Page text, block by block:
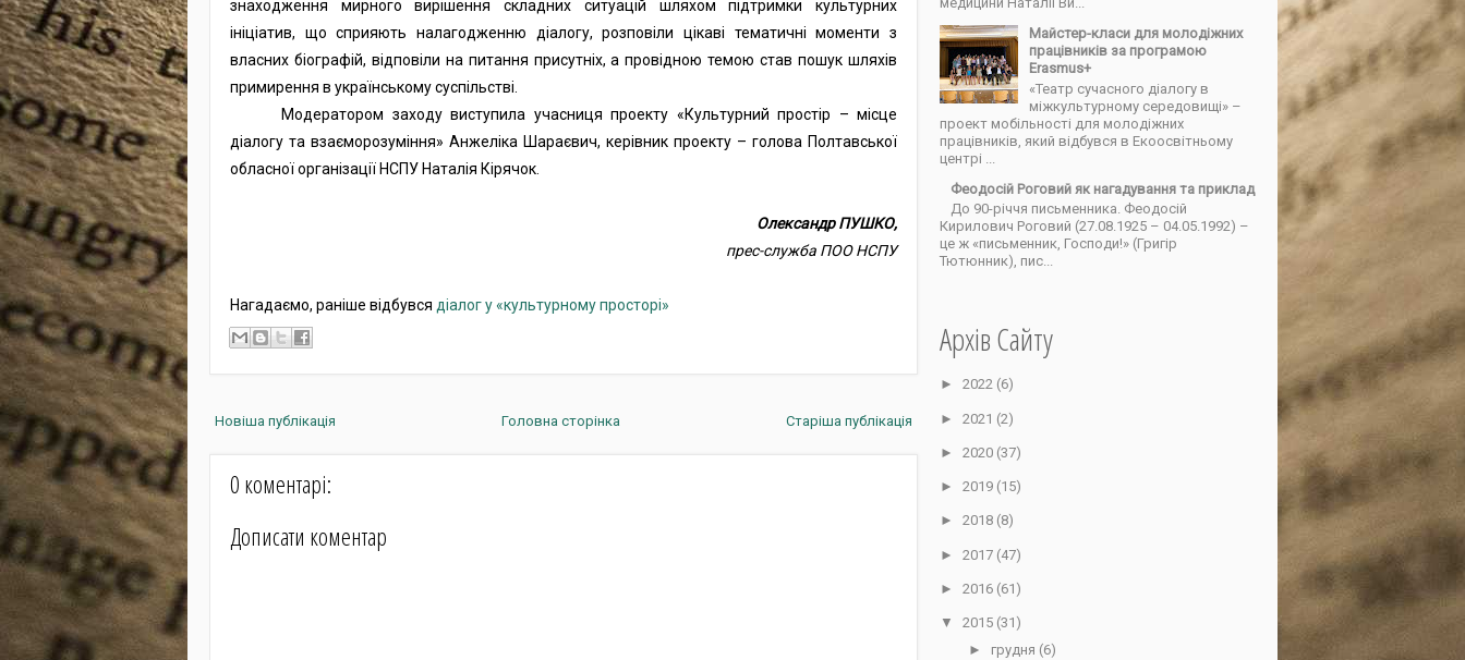
знаходження мирного вирішення складних ситуацій шляхом підтримки культурних
ініціатив, що сприяють налагодженню діалогу, розповіли цікаві тематичні моменти з
власних біографій, відповіли на питання присутніх, а провідною темою став пошук шляхів
примирення в українському суспільстві.
Модератором заходу виступила учасниця проекту «Культурний простір – місце
діалогу та взаєморозуміння» Анжеліка Шараєвич, керівник проекту – голова Полтавської
обласної організації НСПУ Наталія Кірячок.
Олександр ПУШКО,
прес-служба ПОО НСПУ
Нагадаємо, раніше відбувся діалог у «культурному просторі»
Новіша публікація Старіша публікація
Головна сторінка
0 коментарі:
Дописати коментар
Майстер-класи для молодіжних
працівників за програмою
Erasmus+
«Театр сучасного діалогу в
міжкультурному середовищі» –
проект мобільності для молодіжних
працівників, який відбувся в Екоосвітньому
центрі ...
Феодосій Роговий як нагадування та приклад
До 90-річчя письменника. Феодосій
Кирилович Роговий (27.08.1925 – 04.05.1992) –
це ж «письменник, Господи!» (Григір
Тютюнник), пис...
Архів Сайту
► 2022 (6)
► 2021 (2)
► 2020 (37)
► 2019 (15)
► 2018 (8)
► 2017 (47)
► 2016 (61)
▼ 2015 (31)
► грудня (6)